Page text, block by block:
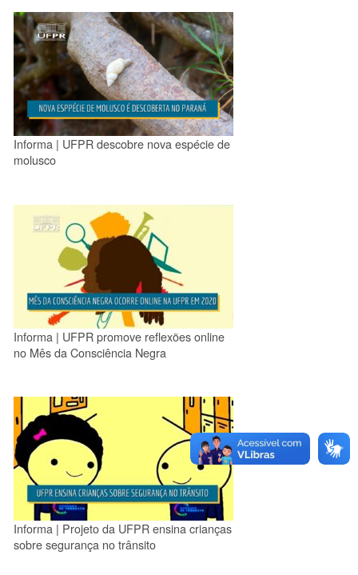
Informa | UFPR descobre nova espécie de
molusco
Informa | UFPR promove reflexões online
no Mês da Consciência Negra
Informa | Projeto da UFPR ensina crianças
sobre segurança no trânsito